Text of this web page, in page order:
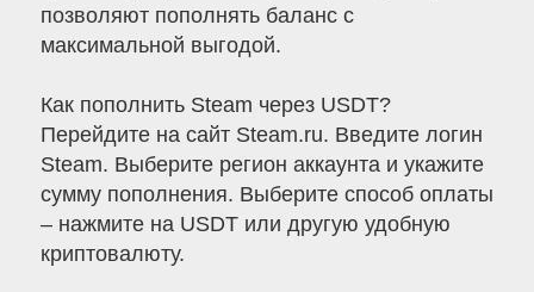
позволяют пополнять баланс с
максимальной выгодой.
Как пополнить Steam через USDT?
Перейдите на сайт Steam.ru. Введите логин
Steam. Выберите регион аккаунта и укажите
сумму пополнения. Выберите способ оплаты
– нажмите на USDT или другую удобную
криптовалюту.